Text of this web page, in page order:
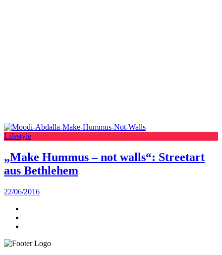
Lifestyle
„Make Hummus – not walls“: Streetart
aus Bethlehem
22/06/2016